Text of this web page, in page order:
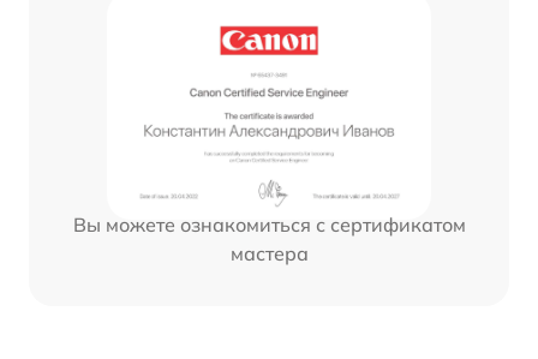
Вы можете ознакомиться с сертификатом
мастера